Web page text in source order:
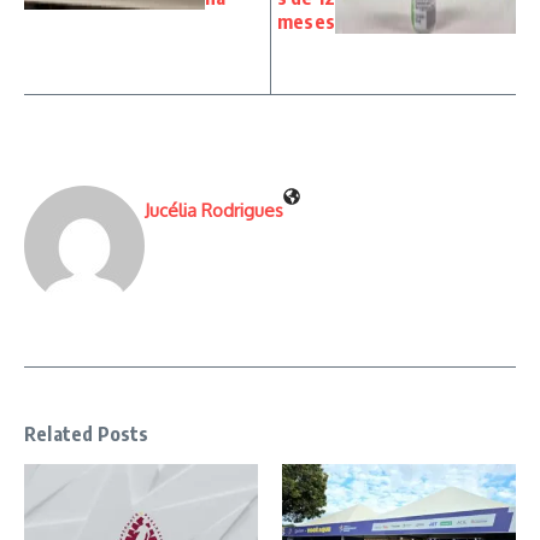
meses
Jucélia Rodrigues
Related Posts